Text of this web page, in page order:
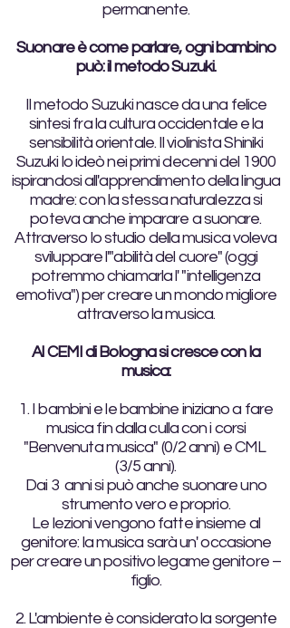
permanente.
Suonare è come parlare, ogni bambino
può: il metodo Suzuki.
Il metodo Suzuki nasce da una felice
sintesi fra la cultura occidentale e la
sensibilità orientale. Il violinista Shiniki
Suzuki lo ideò nei primi decenni del 1900
ispirandosi all'apprendimento della lingua
madre: con la stessa naturalezza si
poteva anche imparare a suonare.
Attraverso lo studio della musica voleva
sviluppare l'"abilità del cuore" (oggi
potremmo chiamarla l' "intelligenza
emotiva") per creare un mondo migliore
attraverso la musica.
Al CEMI di Bologna si cresce con la
musica:
1. I bambini e le bambine iniziano a fare
musica fin dalla culla con i corsi
"Benvenuta musica" (0/2 anni) e CML
(3/5 anni).
Dai 3 anni si può anche suonare uno
strumento vero e proprio.
Le lezioni vengono fatte insieme al
genitore: la musica sarà un' occasione
per creare un positivo legame genitore –
figlio.
2. L'ambiente è considerato la sorgente